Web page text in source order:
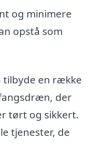
og minimere
opstå som
tilbyde en række
der
tørt og sikkert.
tjenester, de